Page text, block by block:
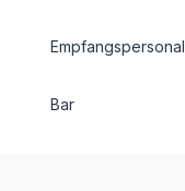
Empfangspersonal
Bar